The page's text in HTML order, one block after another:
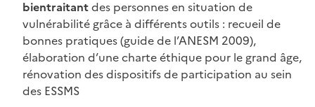
bientraitantdes personnes en situation de
vulnérabilité grâce à différents outils : recueil de
bonnes pratiques (guide de l’ANESM 2009),
élaboration d’une charte éthique pour le grand âge,
rénovation des dispositifs de participation au sein
des ESSMS